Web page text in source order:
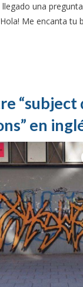
llegado una
Me encanta tu
“subject
en